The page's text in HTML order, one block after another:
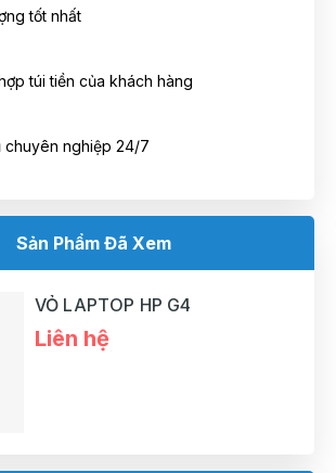
tốt nhất
túi tiền của khách hàng
chuyên nghiệp 24/7
Sản Phẩm Đã Xem
VỎ LAPTOP HP G4
Liên hệ